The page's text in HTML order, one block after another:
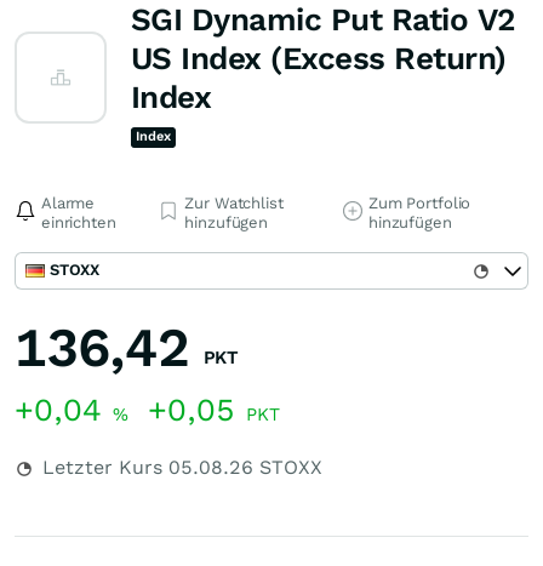
SGI Dynamic Put Ratio V2
US Index (Excess Return)
Index
Index
Alarme
einrichten
Zur Watchlist
hinzufügen
Zum Portfolio
hinzufügen
STOXX
136,42 PKT
+0,04 % +0,05 PKT
Letzter Kurs 05.08.26 STOXX